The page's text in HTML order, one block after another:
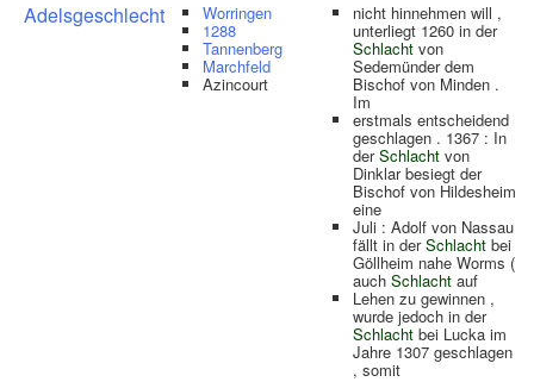
Adelsgeschlecht Worringen
1288
Tannenberg
Marchfeld
Azincourt
nicht hinnehmen will ,
unterliegt 1260 in der
Schlacht von
Sedemünder dem
Bischof von Minden .
Im
erstmals entscheidend
geschlagen . 1367 : In
derSchlacht von
Dinklar besiegt der
Bischof von Hildesheim
eine
Juli : Adolf von Nassau
fällt in derSchlacht bei
Göllheim nahe Worms (
auch Schlacht auf
Lehen zu gewinnen ,
wurde jedoch in der
Schlacht bei Lucka im
Jahre 1307 geschlagen
, somit